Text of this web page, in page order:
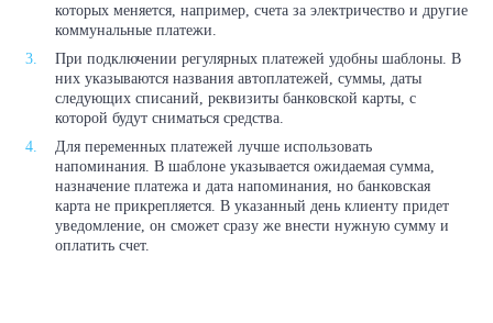
которых меняется, например, счета за электричество и другие
коммунальные платежи.
При подключении регулярных платежей удобны шаблоны. В
них указываются названия автоплатежей, суммы, даты
следующих списаний, реквизиты банковской карты, с
которой будут сниматься средства.
Для переменных платежей лучше использовать
напоминания. В шаблоне указывается ожидаемая сумма,
назначение платежа и дата напоминания, но банковская
карта не прикрепляется. В указанный день клиенту придет
уведомление, он сможет сразу же внести нужную сумму и
оплатить счет.